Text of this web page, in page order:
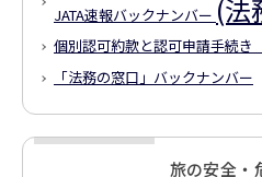
JATA速報バックナンバー (法
個別認可約款と認可申請手続
「法務の窓口」バックナンバー
旅の安全・